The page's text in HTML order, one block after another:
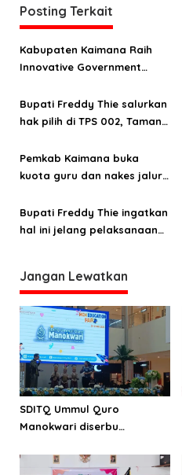
a
s
i
o
s
Posting Terkait
Kabupaten Kaimana Raih
Innovative Government
Bupati Freddy Thie salurkan
hak pilih di TPS 002, Taman
Pemkab Kaimana buka
kuota guru dan nakes jalur
Bupati Freddy Thie ingatkan
hal ini jelang pelaksanaan
Jangan Lewatkan
SDITQ Ummul Quro
Manokwari diserbu
MCM